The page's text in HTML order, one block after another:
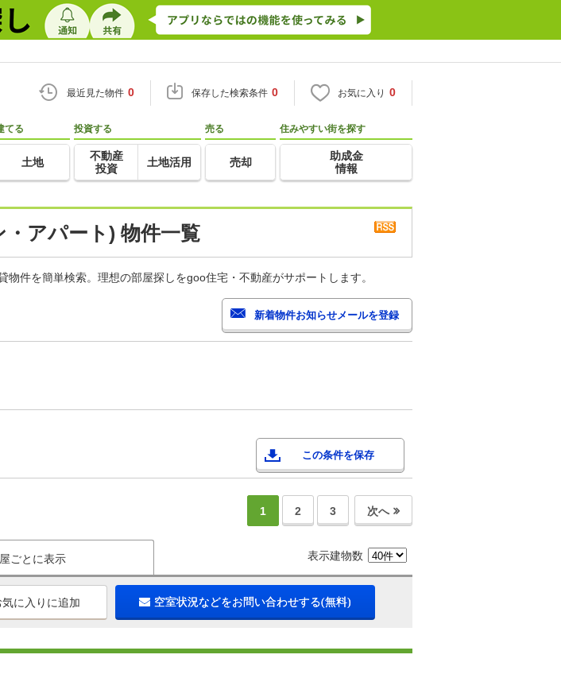
最近見た物件 0 保存した検索条件 0 お気に入り 0
てる
土地
投資する
不動産
投資
土地活用
売る
売却
住みやすい街を探す
助成金
情報
アパート) 物件一覧
件を簡単検索。理想の部屋探しをgoo住宅・不動産がサポートします。
この条件を保存
1 2 3 次へ
ごとに表示 表示建物数
気に入りに追加 空室状況などをお問い合わせする(無料)